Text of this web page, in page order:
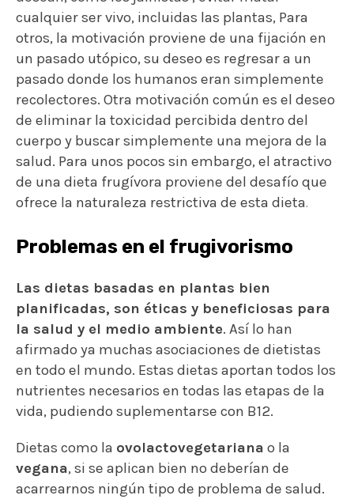
cualquier ser vivo, incluidas las plantas, Para
otros, la motivación proviene de una fijación en
un pasado utópico, su deseo es regresar a un
pasado donde los humanos eran simplemente
recolectores. Otra motivación común es el deseo
de eliminar la toxicidad percibida dentro del
cuerpo y buscar simplemente una mejora de la
salud. Para unos pocos sin embargo, el atractivo
de una dieta frugívora proviene del desafío que
ofrece la naturaleza restrictiva de esta dieta.
Problemas en el frugivorismo
Las dietas basadas en plantas bien
planificadas, son éticas y beneficiosas para
la salud y el medio ambiente. Así lo han
afirmado ya muchas asociaciones de dietistas
en todo el mundo. Estas dietas aportan todos los
nutrientes necesarios en todas las etapas de la
vida, pudiendo suplementarse con B12.
Dietas como la ovolactovegetariana o la
vegana, si se aplican bien no deberían de
acarrearnos ningún tipo de problema de salud.